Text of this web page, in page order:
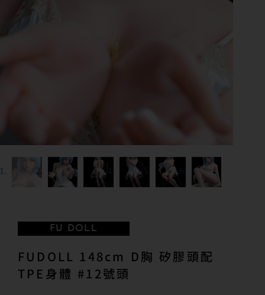
FU DOLL
FUDOLL 148cm D胸 矽膠頭配
TPE身體 #12號頭